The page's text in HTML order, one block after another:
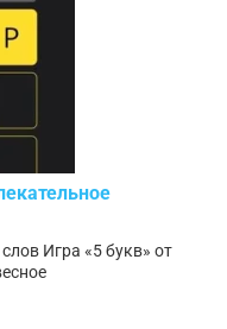
Игра «5 букв» от